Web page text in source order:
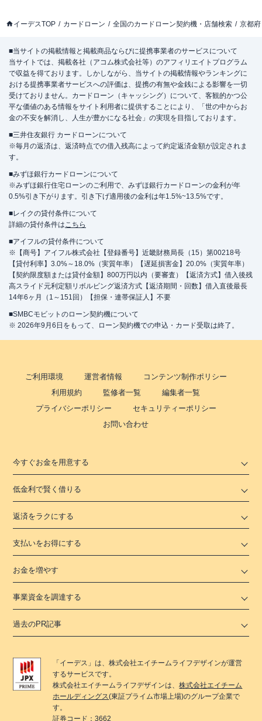
イーデスTOP カードローン 全国のカードローン契約機・店舗検索 京都府
■当サイトの掲載情報と掲載商品ならびに提携事業者のサービスについて
当サイトでは、掲載各社（アコム株式会社等）のアフィリエイトプログラム
で収益を得ております。しかしながら、当サイトの掲載情報やランキングに
おける提携事業者サービスへの評価は、提携の有無や金銭による影響を一切
受けておりません。カードローン（キャッシング）について、客観的かつ公
平な価値のある情報をサイト利用者に提供することにより、「世の中からお
金の不安を解消し、人生が豊かになる社会」の実現を目指しております。
■三井住友銀行 カードローンについて
※毎月の返済は、返済時点での借入残高によって約定返済金額が設定されま
す。
■みずほ銀行カードローンについて
※みずほ銀行住宅ローンのご利用で、みずほ銀行カードローンの金利が年
0.5%引き下がります。引き下げ適用後の金利は年1.5%~13.5%です。
■レイクの貸付条件について
詳細の貸付条件はこちら
■アイフルの貸付条件について
※【商号】アイフル株式会社【登録番号】近畿財務局長（15）第00218号
【貸付利率】3.0%～18.0%（実質年率）【遅延損害金】20.0%（実質年率）
【契約限度額または貸付金額】800万円以内（要審査）【返済方式】借入後残
高スライド元利定額リボルビング返済方式【返済期間・回数】借入直後最長
14年6ヶ月（1～151回）【担保・連帯保証人】不要
■SMBCモビットのローン契約機について
※ 2026年9月6日をもって、ローン契約機での申込・カード受取は終了。
ご利用環境 運営者情報
コンテンツ制作ポリシー
利用規約
監修者一覧
編集者一覧
プライバシーポリシー
セキュリティーポリシー
お問い合わせ
今すぐお金を用意する
低金利で賢く借りる
返済をラクにする
支払いをお得にする
お金を増やす
事業資金を調達する
過去のPR記事
「 イーデス 」は、株式会社エイチームライフデザインが運営
するサービスです。
株式会社エイチームライフデザインは、株式会社エイチーム
ホールディングス(東証プライム市場上場)のグループ企業で
す。
証券コード：3662